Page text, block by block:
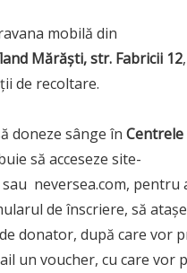
mobilă din
Mărăști, str. Fabricii 12
de recoltare.
doneze sânge în Centrele
să acceseze site-
neversea.com, pentru
de înscriere, să
donator, după care vor
un voucher, cu care vor